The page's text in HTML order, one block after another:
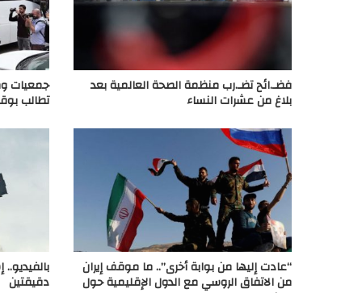
فضـ.ائح تضـ.رب منظمة الصحة العالمية بعد
بلاغ من عشرات النساء
جمعيات
تطالب
“عادت إليها من بوابة أخرى”.. ما موقف إيران
من الاتفاق الروسي مع الدول الإقليمية حول دقيقتين